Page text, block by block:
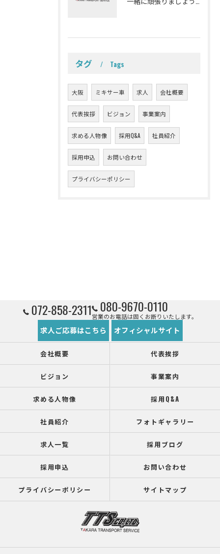
タグ Tags
大阪 ミキサー車 求人 会社概要
代表挨拶 ビジョン 事業案内
求める人物像 採用Q&A 社員紹介
採用申込 お問い合わせ
プライバシーポリシー
072-858-2311 080-9670-0110
営業のお電話は固くお断りいたします。
求人ご応募はこちら オフィシャルサイト
会社概要 代表挨拶
ビジョン 事業案内
求める人物像 採用Q&A
社員紹介 フォトギャラリー
求人一覧 採用ブログ
採用申込 お問い合わせ
プライバシーポリシー サイトマップ